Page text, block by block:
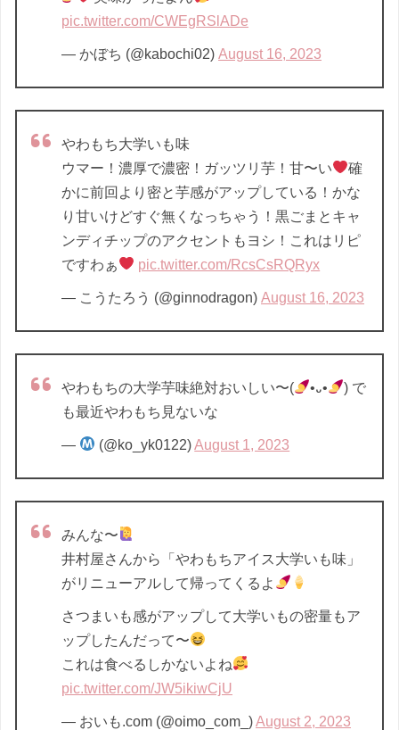
pic.twitter.com/CWEgRSlADe
— かぼち (@kabochi02) August 16, 2023
やわもち大学いも味
ウマー！濃厚で濃密！ガッツリ芋！甘〜い
確
かに前回より密と芋感がアップしている！かな
り甘いけどすぐ無くなっちゃう！黒ごまとキャ
ンディチップのアクセントもヨシ！これはリピ
ですわぁ
pic.twitter.com/RcsCsRQRyx
— こうたろう (@ginnodragon) August 16, 2023
やわもちの大学芋味絶対おいしい〜( •᎑•
) で
も最近やわもち見ないな
— (@ko_yk0122)August 1, 2023
みんな〜
井村屋さんから「やわもちアイス大学いも味」
がリニューアルして帰ってくるよ
さつまいも感がアップして大学いもの密量もア
ップしたんだって〜
これは食べるしかないよね
pic.twitter.com/JW5ikiwCjU
— おいも.com (@oimo_com_)August 2, 2023